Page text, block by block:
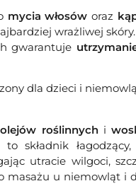
mycia włosów oraz
wrażliwej
gwarantuje
dla dzieci i
olejów roślinnych i
to składnik
utracie wilgoci,
masażu u niemowląt i